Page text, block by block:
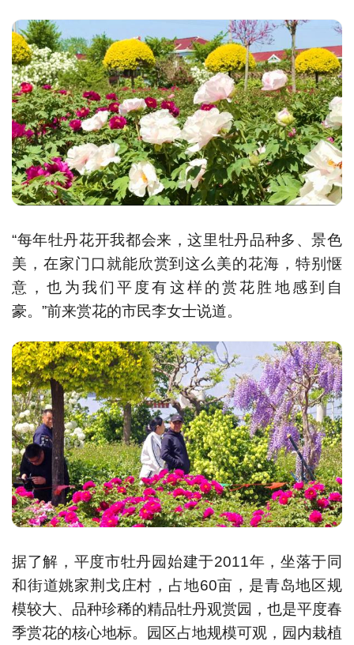
“每年牡丹花开我都会来，这里牡丹品种多、景色
美，在家门口就能欣赏到这么美的花海，特别惬
意，也为我们平度有这样的赏花胜地感到自
豪。”前来赏花的市民李女士说道。
据了解，平度市牡丹园始建于2011年，坐落于同
和街道姚家荆戈庄村，占地60亩，是青岛地区规
模较大、品种珍稀的精品牡丹观赏园，也是平度春
季赏花的核心地标。园区占地规模可观，园内栽植